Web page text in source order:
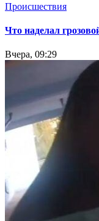
Происшествия
Что наделал
Вчера, 09:29